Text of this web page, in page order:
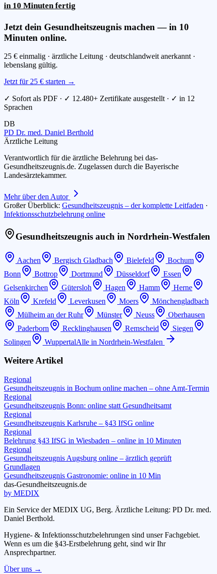
in 10 Minuten fertig
Jetzt dein Gesundheitszeugnis machen — in 10
Minuten online.
25 € einmalig · ärztliche Leitung · deutschlandweit anerkannt ·
lebenslang gültig.
Jetzt für 25 € starten →
✓ Sofort als PDF · ✓ 12.480+ Zertifikate ausgestellt · ✓ in 12
Sprachen
DB
PD Dr. med. Daniel Berthold
Ärztliche Leitung
Verantwortlich für die ärztliche Belehrung bei das-
Gesundheitszeugnis.de. Zugelassen durch die Bayerische
Landesärztekammer.
Mehr über den Autor
Großer Überblick: Gesundheitszeugnis – der komplette Leitfaden ·
Infektionsschutzbelehrung online
Gesundheitszeugnis auch in Nordrhein-Westfalen
Aachen Bergisch Gladbach Bielefeld
Bochum
Bonn
Bottrop Dortmund Düsseldorf
Essen
Gelsenkirchen
Gütersloh Hagen Hamm
Herne
Köln
Krefeld Leverkusen Moers
Mönchengladbach
Mülheim an der Ruhr
Münster Neuss
Oberhausen
Paderborn
Recklinghausen Remscheid
Siegen
Solingen
WuppertalAlle in Nordrhein-Westfalen
Weitere Artikel
Regional
Gesundheitszeugnis in Bochum online machen – ohne Amt-Termin
Regional
Gesundheitszeugnis Bonn: online statt Gesundheitsamt
Regional
Gesundheitszeugnis Karlsruhe – §43 IfSG online
Regional
Belehrung §43 IfSG in Wiesbaden – online in 10 Minuten
Regional
Gesundheitszeugnis Augsburg online – ärztlich geprüft
Grundlagen
Gesundheitszeugnis Gastronomie: online in 10 Min
das-Gesundheitszeugnis.de
by MEDIX
Ein Service der MEDIX UG, Berg. Ärztliche Leitung: PD Dr. med.
Daniel Berthold.
Hygiene- & Infektionsschutzbelehrungen sind unser Fachgebiet.
Wenn es um die §43-Erstbelehrung geht, sind wir Ihr
Ansprechpartner.
Über uns →